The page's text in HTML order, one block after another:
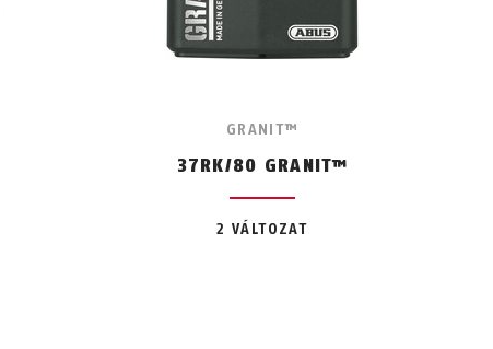
GRANIT™
37RK/80 GRANIT™
2 VÁLTOZAT